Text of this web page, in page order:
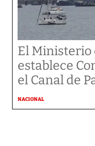
El Ministerio
establece
el Canal de
NACIONAL